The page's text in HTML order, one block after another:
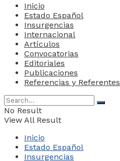
Inicio
Estado Español
Insurgencias
Internacional
Artículos
Convocatorias
Editoriales
Publicaciones
Referencias y Referentes
No Result
View All Result
Inicio
Estado Español
Insurgencias